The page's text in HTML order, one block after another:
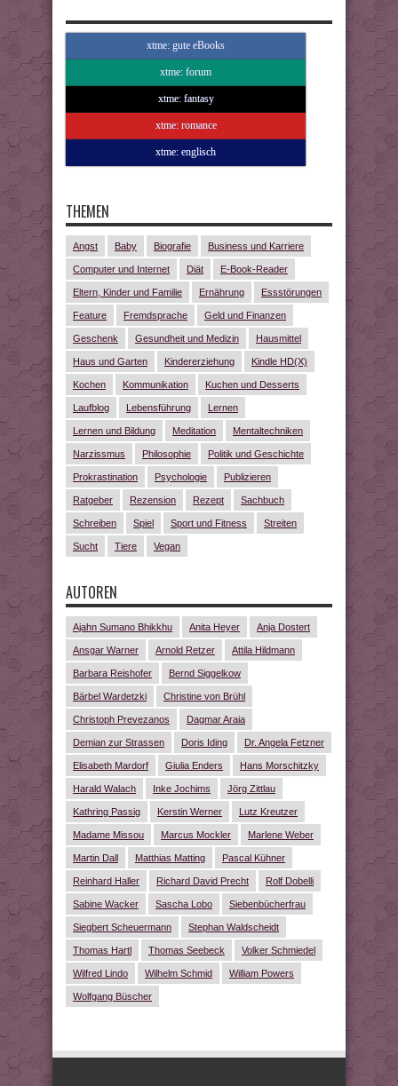
xtme: gute eBooks
xtme: forum
xtme: fantasy
xtme: romance
xtme: englisch
THEMEN
Angst Baby Biografie Business und Karriere
Computer und Internet Diät E-Book-Reader
Eltern, Kinder und Familie Ernährung Essstörungen
Feature Fremdsprache Geld und Finanzen
Geschenk Gesundheit und Medizin Hausmittel
Haus und Garten Kindererziehung Kindle HD(X)
Kochen Kommunikation Kuchen und Desserts
Laufblog Lebensführung Lernen
Lernen und Bildung Meditation Mentaltechniken
Narzissmus Philosophie Politik und Geschichte
Prokrastination Psychologie Publizieren
Ratgeber Rezension Rezept Sachbuch
Schreiben Spiel Sport und Fitness Streiten
Sucht Tiere Vegan
AUTOREN
Ajahn Sumano Bhikkhu Anita Heyer Anja Dostert
Ansgar Warner Arnold Retzer Attila Hildmann
Barbara Reishofer Bernd Siggelkow
Bärbel Wardetzki Christine von Brühl
Christoph Prevezanos Dagmar Araia
Demian zur Strassen Doris Iding Dr. Angela Fetzner
Elisabeth Mardorf Giulia Enders Hans Morschitzky
Harald Walach Inke Jochims Jörg Zittlau
Kathring Passig Kerstin Werner Lutz Kreutzer
Madame Missou Marcus Mockler Marlene Weber
Martin Dall Matthias Matting Pascal Kühner
Reinhard Haller Richard David Precht Rolf Dobelli
Sabine Wacker Sascha Lobo Siebenbücherfrau
Siegbert Scheuermann Stephan Waldscheidt
Thomas Hartl Thomas Seebeck Volker Schmiedel
Wilfred Lindo Wilhelm Schmid William Powers
Wolfgang Büscher